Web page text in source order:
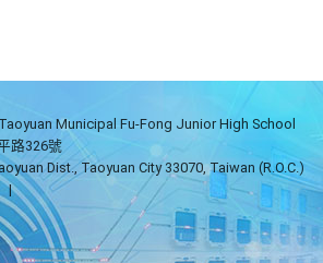
Municipal Fu-Fong Junior High School
路326號
Dist., Taoyuan City 33070, Taiwan (R.O.C.)
|